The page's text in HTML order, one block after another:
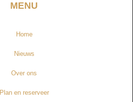
MENU
Home
Nieuws
Over ons
Plan en reserveer